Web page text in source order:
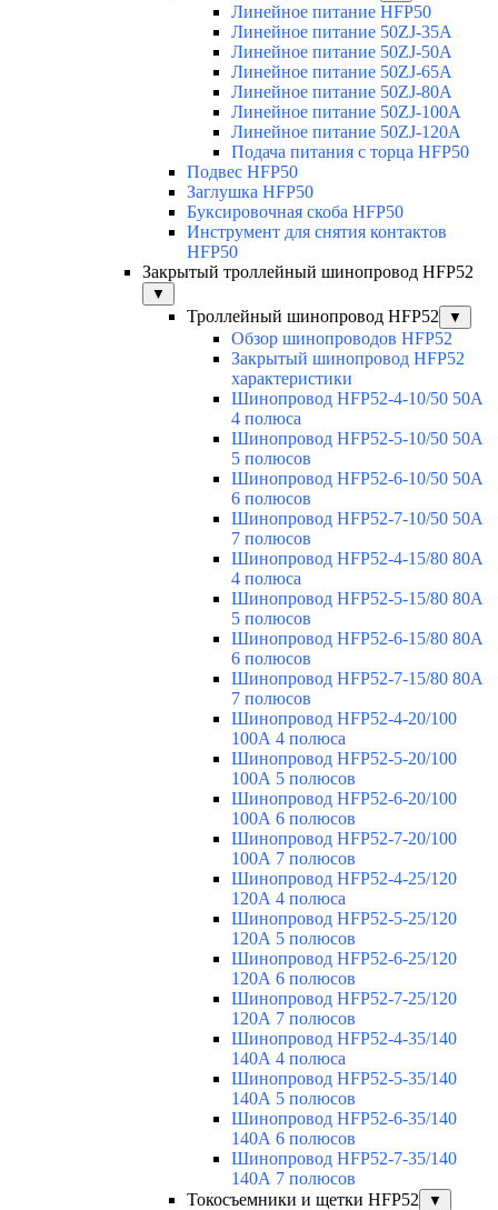
Линейное питание HFP50
Линейное питание 50ZJ-35A
Линейное питание 50ZJ-50A
Линейное питание 50ZJ-65A
Линейное питание 50ZJ-80A
Линейное питание 50ZJ-100A
Линейное питание 50ZJ-120A
Подача питания с торца HFP50
Подвес HFP50
Заглушка HFP50
Буксировочная скоба HFP50
Инструмент для снятия контактов
HFP50
Закрытый троллейный шинопровод HFP52
▼
Троллейный шинопровод HFP52 ▼
Обзор шинопроводов HFP52
Закрытый шинопровод HFP52
характеристики
Шинопровод HFP52-4-10/50 50A
4 полюса
Шинопровод HFP52-5-10/50 50А
5 полюсов
Шинопровод HFP52-6-10/50 50А
6 полюсов
Шинопровод HFP52-7-10/50 50А
7 полюсов
Шинопровод HFP52-4-15/80 80A
4 полюса
Шинопровод HFP52-5-15/80 80А
5 полюсов
Шинопровод HFP52-6-15/80 80А
6 полюсов
Шинопровод HFP52-7-15/80 80А
7 полюсов
Шинопровод HFP52-4-20/100
100А 4 полюса
Шинопровод HFP52-5-20/100
100А 5 полюсов
Шинопровод HFP52-6-20/100
100А 6 полюсов
Шинопровод HFP52-7-20/100
100А 7 полюсов
Шинопровод HFP52-4-25/120
120А 4 полюса
Шинопровод HFP52-5-25/120
120А 5 полюсов
Шинопровод HFP52-6-25/120
120А 6 полюсов
Шинопровод HFP52-7-25/120
120А 7 полюсов
Шинопровод HFP52-4-35/140
140А 4 полюса
Шинопровод HFP52-5-35/140
140А 5 полюсов
Шинопровод HFP52-6-35/140
140А 6 полюсов
Шинопровод HFP52-7-35/140
140А 7 полюсов
Токосъемники и щетки HFP52
▼